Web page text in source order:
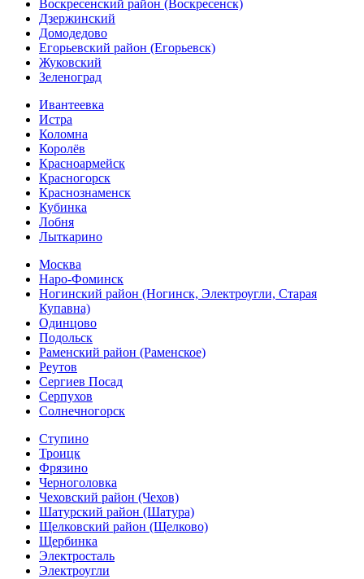
Воскресенский район (Воскресенск)
Дзержинский
Домодедово
Егорьевский район (Егорьевск)
Жуковский
Зеленоград
Ивантеевка
Истра
Коломна
Королёв
Красноармейск
Красногорск
Краснознаменск
Кубинка
Лобня
Лыткарино
Москва
Наро-Фоминск
Ногинский район (Ногинск, Электроугли, Старая
Купавна)
Одинцово
Подольск
Раменский район (Раменское)
Реутов
Сергиев Посад
Серпухов
Солнечногорск
Ступино
Троицк
Фрязино
Черноголовка
Чеховский район (Чехов)
Шатурский район (Шатура)
Щелковский район (Щелково)
Щербинка
Электросталь
Электроугли